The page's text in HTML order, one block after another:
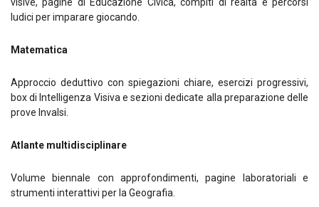
ludici per imparare giocando.
Matematica
Approccio deduttivo con spiegazioni chiare, esercizi progressivi,
box di Intelligenza Visiva e sezioni dedicate alla preparazione delle
prove Invalsi.
Atlante multidisciplinare
Volume biennale con approfondimenti, pagine laboratoriali e
strumenti interattivi per la Geografia.